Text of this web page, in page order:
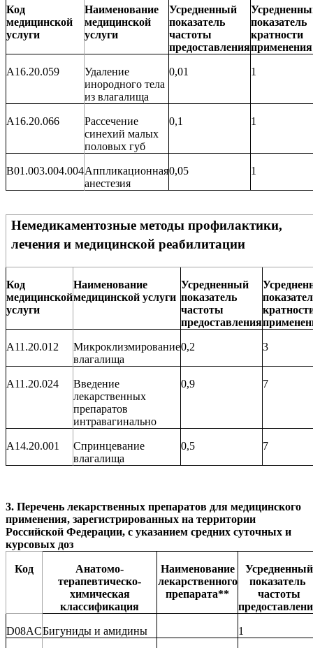
Код
медицинской
услуги
Наименование
медицинской
услуги
Усредненный
показатель
частоты
предоставления
показатель
кратности
применения
A16.20.059
Удаление
инородного тела
из влагалища
0,01 1
A16.20.066
Рассечение
синехий малых
половых губ
0,1 1
B01.003.004.004Аппликационная
анестезия
0,05 1
Немедикаментозные методы профилактики,
лечения и медицинской реабилитации
Код
медицинской
услуги
Наименование
медицинской услуги
Усредненный
показатель
частоты
предоставления
A11.20.012
Микроклизмирование
влагалища
0,2 3
A11.20.024
Введение
лекарственных
препаратов
интравагинально
0,9 7
A14.20.001
Спринцевание
влагалища
0,5 7
3. Перечень лекарственных препаратов для медицинского
применения, зарегистрированных на территории
Российской Федерации, с указанием средних суточных и
курсовых доз
Код
Анатомо-
терапевтическо-
химическая
классификация
Наименование
лекарственного
препарата**
Усредненный
показатель
частоты
D08ACБигуниды и амидины 1